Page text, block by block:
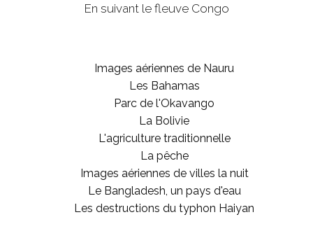
En suivant le fleuve Congo
Images aériennes de Nauru
Les Bahamas
Parc de l'Okavango
La Bolivie
L'agriculture traditionnelle
La pêche
Images aériennes de villes la nuit
Le Bangladesh, un pays d'eau
Les destructions du typhon Haiyan